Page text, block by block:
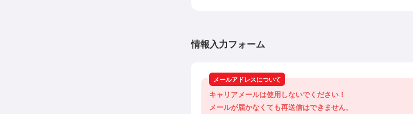
情報入力フォーム
メールアドレスについて
キャリアメールは使用しないでください！
メールが届かなくても再送信はできません。